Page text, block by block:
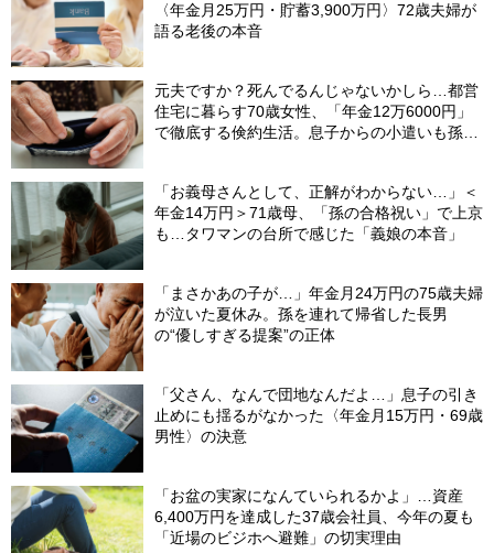
〈年金月25万円・貯蓄3,900万円〉72歳夫婦が
語る老後の本音
元夫ですか？死んでるんじゃないかしら…都営
住宅に暮らす70歳女性、「年金12万6000円」
で徹底する倹約生活。息子からの小遣いも孫の
「お義母さんとして、正解がわからない…」＜
年金14万円＞71歳母、「孫の合格祝い」で上京
も…タワマンの台所で感じた「義娘の本音」
「まさかあの子が…」年金月24万円の75歳夫婦
が泣いた夏休み。孫を連れて帰省した長男
の“優しすぎる提案”の正体
「父さん、なんで団地なんだよ…」息子の引き
止めにも揺るがなかった〈年金月15万円・69歳
男性〉の決意
「お盆の実家になんていられるかよ」…資産
6,400万円を達成した37歳会社員、今年の夏も
「近場のビジホへ避難」の切実理由